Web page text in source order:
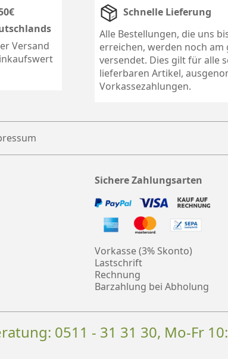
Versand
Schnelle Lieferung
Alle Bestellungen, die uns
erreichen, werden noch am
versendet. Dies gilt für alle
lieferbaren Artikel,
Vorkassezahlungen.
Sichere Zahlungsarten
Vorkasse (3% Skonto)
Lastschrift
Rechnung
Barzahlung bei Abholung
0511 - 31 31 30, Mo-Fr